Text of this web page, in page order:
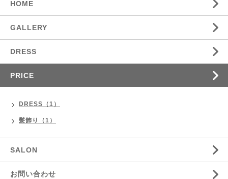
HOME
GALLERY
DRESS
PRICE
DRESS（1）
髪飾り（1）
SALON
お問い合わせ